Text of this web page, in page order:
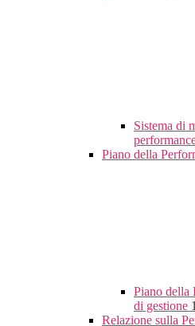
Sistema di
Piano della
Piano della
di gestione 1
Relazione sulla